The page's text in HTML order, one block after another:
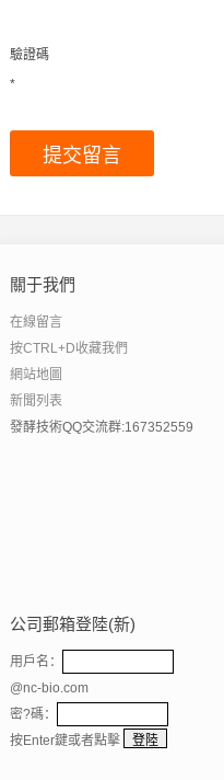
驗證碼
*
關于我們
在線留言
按CTRL+D收藏我們
網站地圖
新聞列表
發酵技術QQ交流群:167352559
公司郵箱登陸(新)
用戶名：
@nc-bio.com
密?碼：
按Enter鍵或者點擊